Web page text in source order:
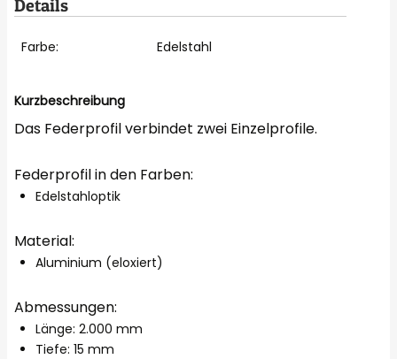
Details
Farbe: Edelstahl
Kurzbeschreibung
Das Federprofil verbindet zwei Einzelprofile.
Federprofil in den Farben:
Edelstahloptik
Material:
Aluminium (eloxiert)
Abmessungen:
Länge: 2.000 mm
Tiefe: 15 mm